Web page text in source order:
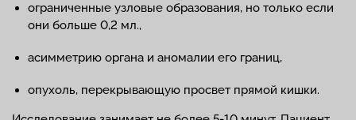
ограниченные узловые образования, но только если
они больше 0,2 мл.,
асимметрию органа и аномалии его границ,
опухоль, перекрывающую просвет прямой кишки.